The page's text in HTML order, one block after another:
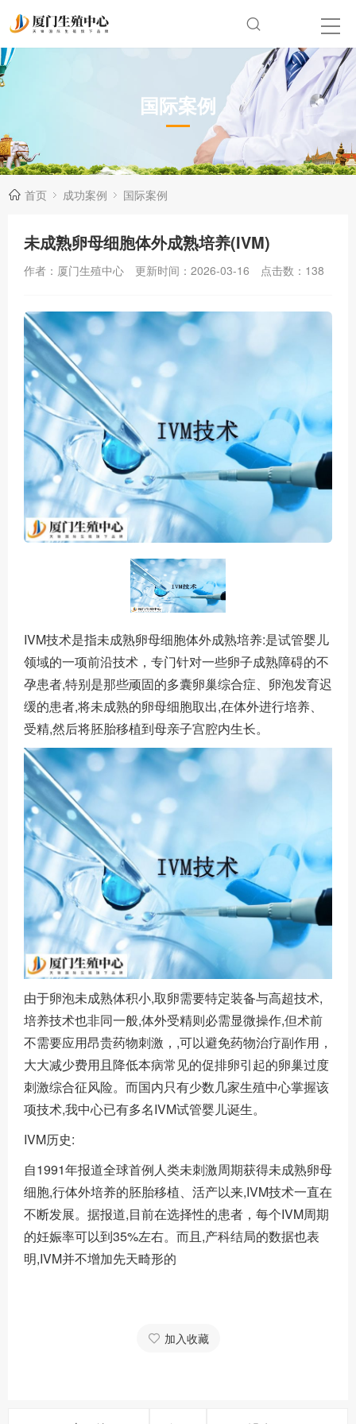
国际案例
首页 成功案例 国际案例
未成熟卵母细胞体外成熟培养(IVM)
作者：厦门生殖中心 更新时间：2026-03-16 点击数： 138
IVM技术是指未成熟卵母细胞体外成熟培养:是试管婴儿
领域的一项前沿技术，专门针对一些卵子成熟障碍的不
孕患者,特别是那些顽固的多囊卵巢综合症、卵泡发育迟
缓的患者,将未成熟的卵母细胞取出,在体外进行培养、
受精,然后将胚胎移植到母亲子宫腔内生长。
由于卵泡未成熟体积小,取卵需要特定装备与高超技术,
培养技术也非同一般,体外受精则必需显微操作,但术前
不需要应用昂贵药物刺激，,可以避免药物治疗副作用，
大大减少费用且降低本病常见的促排卵引起的卵巢过度
刺激综合征风险。而国内只有少数几家生殖中心掌握该
项技术,我中心已有多名IVM试管婴儿诞生。
IVM历史:
自1991年报道全球首例人类未刺激周期获得未成熟卵母
细胞,行体外培养的胚胎移植、活产以来,IVM技术一直在
不断发展。据报道,目前在选择性的患者，每个IVM周期
的妊娠率可以到35%左右。而且,产科结局的数据也表
明,IVM并不增加先天畸形的
加入收藏